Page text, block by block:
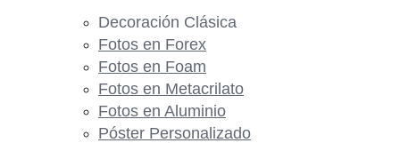
Decoración Clásica
Fotos en Forex
Fotos en Foam
Fotos en Metacrilato
Fotos en Aluminio
Póster Personalizado